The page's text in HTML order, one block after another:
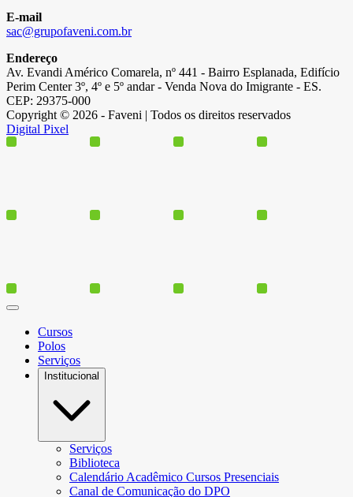
E-mail
sac@grupofaveni.com.br
Endereço
Av. Evandi Américo Comarela, nº 441 - Bairro Esplanada, Edifício
Perim Center 3º, 4º e 5º andar - Venda Nova do Imigrante - ES.
CEP: 29375-000
Copyright © 2026 - Faveni | Todos os direitos reservados
Digital Pixel
Cursos
Polos
Serviços
Institucional
Serviços
Biblioteca
Calendário Acadêmico Cursos Presenciais
Canal de Comunicação do DPO